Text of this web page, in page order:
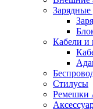
Зарядные
Кабели и
Стилусы
Ремешки